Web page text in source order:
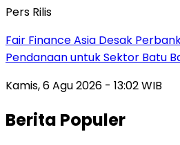
Pers Rilis
Fair Finance Asia Desak
Pendanaan untuk Sektor Batu
Kamis, 6 Agu 2026 - 13:02 WIB
Berita Populer